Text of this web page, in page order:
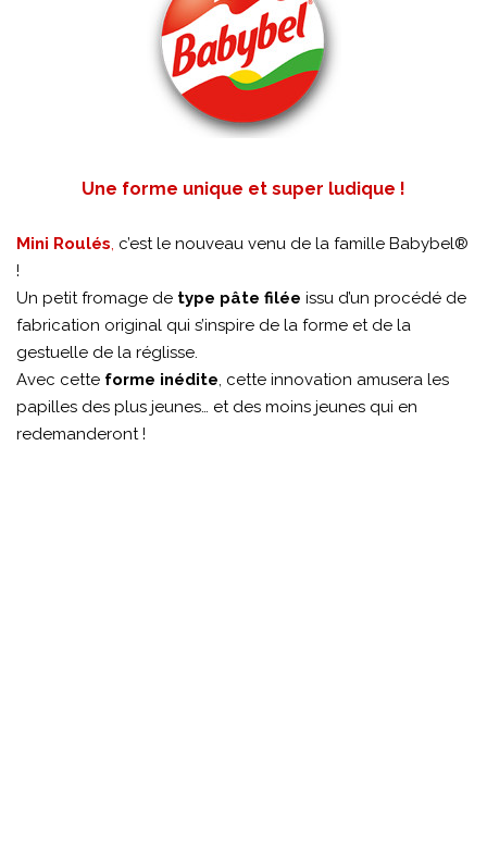
Une forme unique et super ludique !
Mini Roulés, c’est le nouveau venu de la famille Babybel®
!
Un petit fromage de type pâte filée issu d’un procédé de
fabrication original qui s’inspire de la forme et de la
gestuelle de la réglisse.
Avec cette forme inédite, cette innovation amusera les
papilles des plus jeunes… et des moins jeunes qui en
redemanderont !